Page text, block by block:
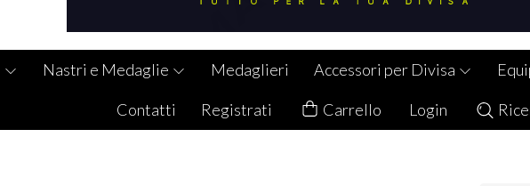
Nastri e Medaglie Medaglieri Accessori per Divisa
Contatti Registrati Carrello Login